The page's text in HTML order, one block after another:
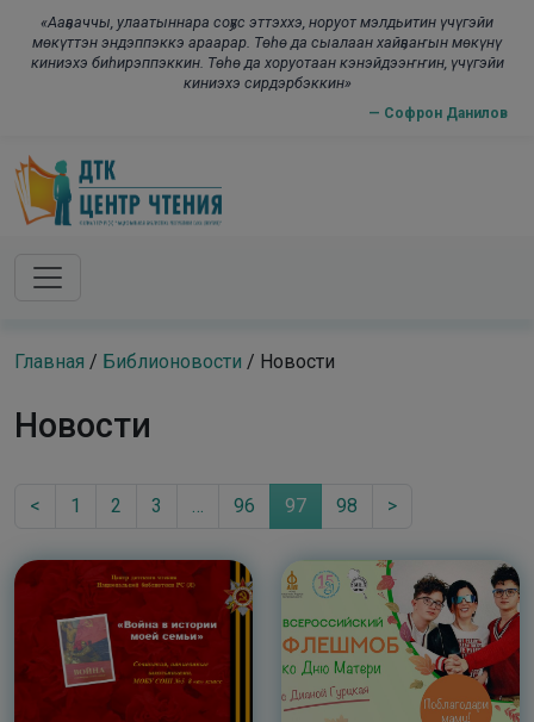
«Ааҕааччы, улаатыннара соҕус эттэххэ, норуот мэлдьитин үчүгэйи
мөкүттэн эндэппэккэ араарар. Төһө да сыалаан хайҕааҥын мөкүнү
киниэхэ биһирэппэккин. Төһө да хоруотаан кэнэйдээҥҥин, үчүгэйи
киниэхэ сирдэрбэккин»
— Софрон Данилов
Skip to main content
Главная / Библионовости / Новости
Новости
< 1 2 3 … 96 97 98 >